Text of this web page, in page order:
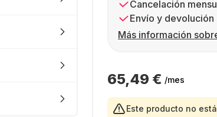
Cancelación
Envío y devolución
Más información
65,49 € /mes
Este producto no